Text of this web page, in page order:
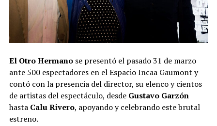
El Otro Hermanose presentó el pasado 31 de marzo
ante 500 espectadores en el Espacio Incaa Gaumont y
contó con la presencia del director, su elenco y cientos
de artistas del espectáculo, desde Gustavo Garzón
hasta Calu Rivero, apoyando y celebrando este brutal
estreno.